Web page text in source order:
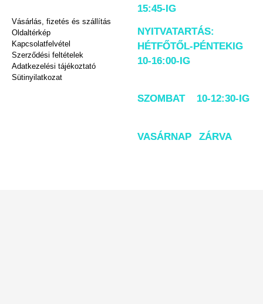
Vásárlás, fizetés és szállítás
Oldaltérkép
Kapcsolatfelvétel
Szerződési feltételek
Adatkezelési tájékoztató
Sütinyilatkozat
15:45-IG
NYITVATARTÁS:
HÉTFŐTŐL-PÉNTEKIG
10-16:00-IG
SZOMBAT 10-12:30-IG
VASÁRNAP ZÁRVA